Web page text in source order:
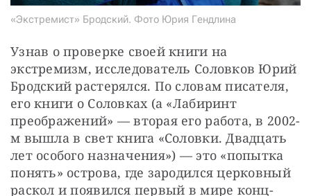
«Экстремист» Бродский. Фото Юрия Гендлина
Узнав о проверке своей книги на
экстремизм, исследователь Соловков Юрий
Бродский растерялся. По словам писателя,
его книги о Соловках (а «Лабиринт
преображений» — вторая его работа, в 2002-
м вышла в свет книга «Соловки. Двадцать
лет особого назначения») — это «попытка
понять» острова, где зародился церковный
раскол и появился первый в мире конц­